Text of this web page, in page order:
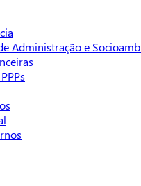
Administração e